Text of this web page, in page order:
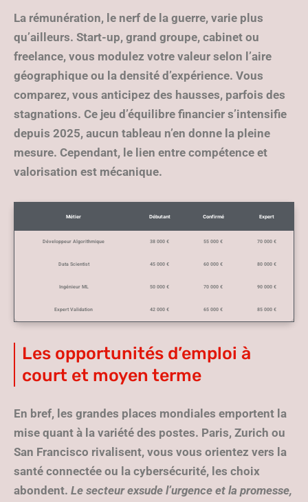
La rémunération, le nerf de la guerre, varie plus
qu’ailleurs. Start-up, grand groupe, cabinet ou
freelance, vous modulez votre valeur selon l’aire
géographique ou la densité d’expérience. Vous
comparez, vous anticipez des hausses, parfois des
stagnations. Ce jeu d’équilibre financier s’intensifie
depuis 2025, aucun tableau n’en donne la pleine
mesure. Cependant, le lien entre compétence et
valorisation est mécanique.
Métier Débutant Confirmé Expert
Développeur Algorithmique 38 000 € 55 000 € 70 000 €
Data Scientist 45 000 € 60 000 € 80 000 €
Ingénieur ML 50 000 € 70 000 € 90 000 €
Expert Validation 42 000 € 65 000 € 85 000 €
Les opportunités d’emploi à
court et moyen terme
En bref, les grandes places mondiales emportent la
mise quant à la variété des postes. Paris, Zurich ou
San Francisco rivalisent, vous vous orientez vers la
santé connectée ou la cybersécurité, les choix
abondent. Le secteur exsude l’urgence et la promesse,